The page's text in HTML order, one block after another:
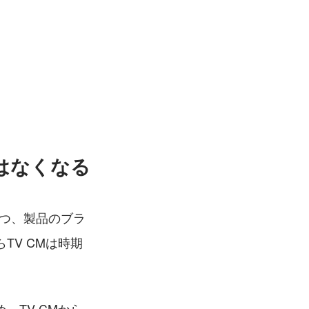
なくなる
、製品のブラ
TV CMは時期